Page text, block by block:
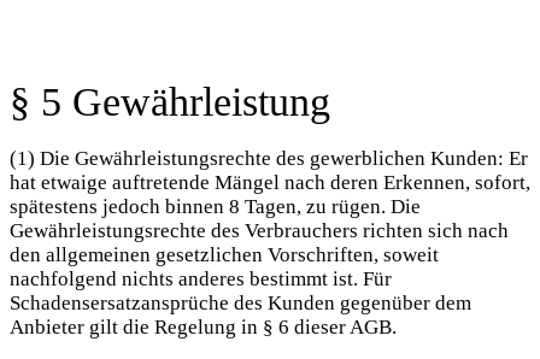
§ 5 Gewährleistung
(1) Die Gewährleistungsrechte des gewerblichen Kunden: Er
hat etwaige auftretende Mängel nach deren Erkennen, sofort,
spätestens jedoch binnen 8 Tagen, zu rügen. Die
Gewährleistungsrechte des Verbrauchers richten sich nach
den allgemeinen gesetzlichen Vorschriften, soweit
nachfolgend nichts anderes bestimmt ist. Für
Schadensersatzansprüche des Kunden gegenüber dem
Anbieter gilt die Regelung in § 6 dieser AGB.